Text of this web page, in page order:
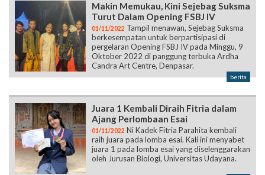
Makin Memukau, Kini Sejebag Suksma
Turut Dalam Opening FSBJ IV
01/11/2022 Tampil menawan, Sejebag Suksma
berkesempatan untuk berpartisipasi di
pergelaran Opening FSBJ IV pada Minggu, 9
Oktober 2022 di panggung terbuka Ardha
Candra Art Centre, Denpasar.
berita
Juara 1 Kembali Diraih Fitria dalam
Ajang Perlombaan Esai
01/11/2022 Ni Kadek Fitria Parahita kembali
raih juara pada lomba esai. Kali ini menyabet
juara 1 pada lomba esai yang diselenggarakan
oleh Jurusan Biologi, Universitas Udayana.